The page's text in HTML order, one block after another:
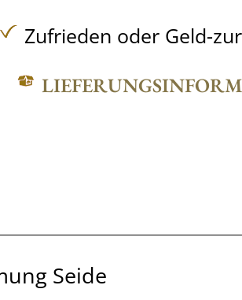
Zufrieden oder Geld-
Seide